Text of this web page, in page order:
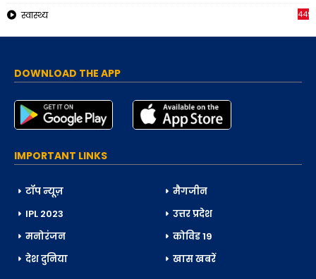
स्वास्थ्य 449
DOWNLOAD THE APP
IMPORTANT LINKS
टॉप न्यूज़
मैगजीन
IPL 2023
उत्तर प्रदेश
मनोरंजन
कोविड 19
देश दुनिया
खास खबरें